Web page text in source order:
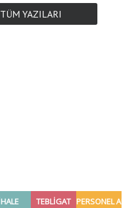
TÜM YAZILARI
08 Ağustos 2026